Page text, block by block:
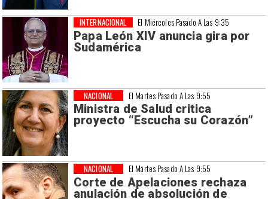
El Miércoles Pasado A Las 9:35
Papa León XIV anuncia gira por
Sudamérica
INTERNACIONAL
El Martes Pasado A Las 9:55
Ministra de Salud critica
proyecto “Escucha su Corazón”
NACIONAL
El Martes Pasado A Las 9:55
Corte de Apelaciones rechaza
anulación de absolución de
NACIONAL